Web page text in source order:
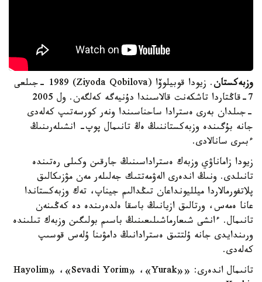
وزبەكستان
. زيودا قوبيلوۆا (Ziyoda Qobilova) 1989 -جىلعى
7-قاڭتاردا تاشكەنت قالاسىندا دۇنيەگە كەلگەن. ول 2005
-جىلدان بەرى ەسترادا ساحناسىندا ونەر كورسەتىپ كەلەدى
جانە بۇگىندە وزبەكستاننىڭ ەڭ تانىمال پوپ- انشىلەرىنىڭ
ءبىرى سانالادى.
زيودا زاماناۋي وزبەك ەستراداسىنىڭ جارقىن وكىلى رەتىندە
تانىلدى. ونىڭ اندەرى الەۋمەتتىك جەلىلەر مەن مۋزىكالىق
پلاتفورمالاردا ميلليونداعان تىڭدالىم جيناپ، تەك وزبەكستاندا
عانا ەمەس، ورتالىق ازيانىڭ باسقا ەلدەرىندە دە كەڭىنەن
تانىمال. ءانشى شىعارماشىلىعىنىڭ باسىم بولىگىن وزبەك تىلىندە
ورىندايدى جانە ۇلتتىق ەسترادانىڭ دامۋىنا ۇلەس قوسىپ
كەلەدى.
تانىمال اندەرى: «Hayolim» ،«Sevadi Yorim» ،«Yurak»